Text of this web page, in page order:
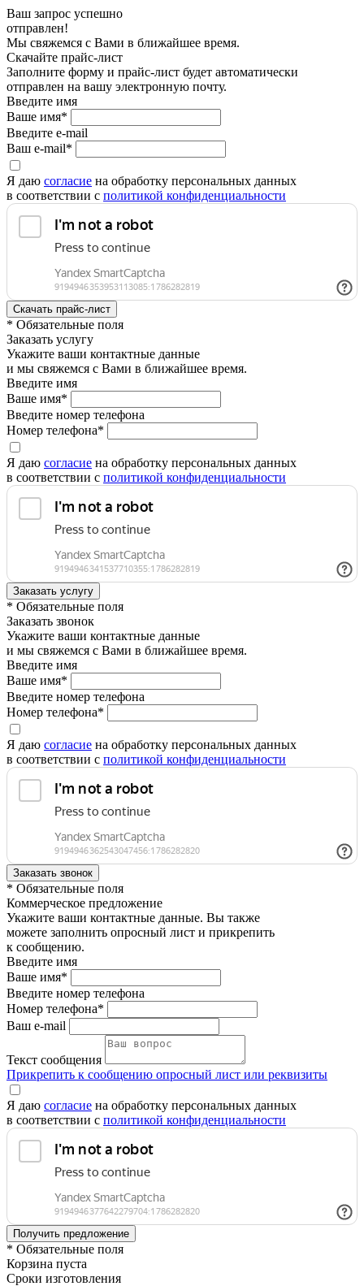
Ваш запрос успешно
отправлен!
Мы свяжемся с Вами в ближайшее время.
Скачайте прайс-лист
Заполните форму и прайс-лист будет автоматически
отправлен на вашу электронную почту.
Введите имя
Ваше имя*
Введите e-mail
Ваш e-mail*
Я даю согласие на обработку персональных данных
в соответствии с политикой конфиденциальности
* Обязательные поля
Заказать услугу
Укажите ваши контактные данные
и мы свяжемся с Вами в ближайшее время.
Введите имя
Ваше имя*
Введите номер телефона
Номер телефона*
Я даю согласие на обработку персональных данных
в соответствии с политикой конфиденциальности
* Обязательные поля
Заказать звонок
Укажите ваши контактные данные
и мы свяжемся с Вами в ближайшее время.
Введите имя
Ваше имя*
Введите номер телефона
Номер телефона*
Я даю согласие на обработку персональных данных
в соответствии с политикой конфиденциальности
* Обязательные поля
Коммерческое предложение
Укажите ваши контактные данные. Вы также
можете заполнить опросный лист и прикрепить
к сообщению.
Введите имя
Ваше имя*
Введите номер телефона
Номер телефона*
Ваш e-mail
Текст сообщения
Прикрепить к сообщению опросный лист или реквизиты
Я даю согласие на обработку персональных данных
в соответствии с политикой конфиденциальности
* Обязательные поля
Корзина пуста
Сроки изготовления